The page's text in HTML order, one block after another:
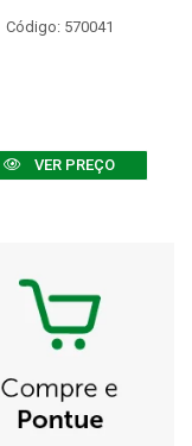
Código: 570041
VER PREÇO